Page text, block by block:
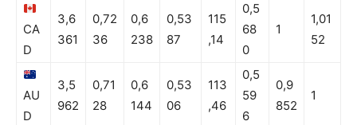
CA
D
3,6
361
0,72
36
0,6
238
0,53
87
115
,14
0,5
68
0
1
1,01
52
AU
D
3,5
962
0,71
28
0,6
144
0,53
06
113
,46
0,5
59
6
0,9
852
1